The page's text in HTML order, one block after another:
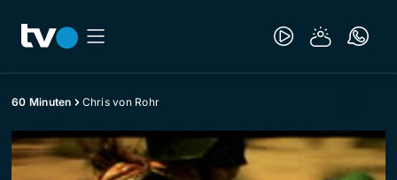
60 Minuten Chris von Rohr